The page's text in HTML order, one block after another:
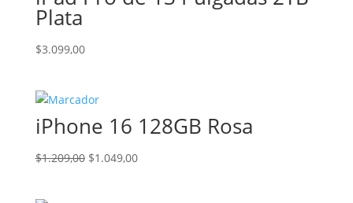
Plata
$3.099,00
iPhone 16 128GB Rosa
$1.209,00 El
$1.049,00El